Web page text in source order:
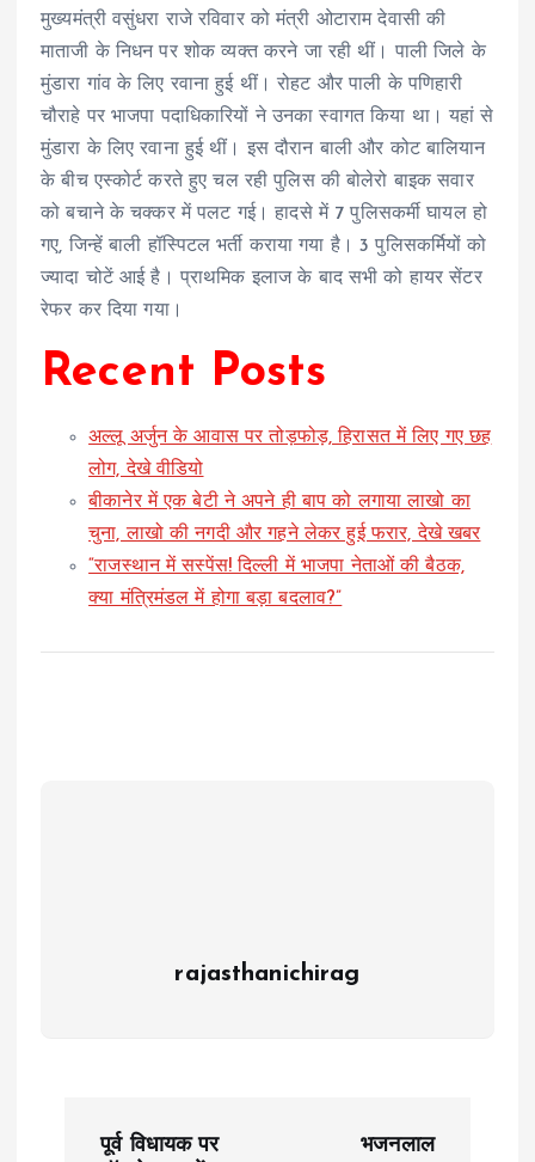
मुख्यमंत्री वसुंधरा राजे रविवार को मंत्री ओटाराम देवासी की
माताजी के निधन पर शोक व्यक्त करने जा रही थीं। पाली जिले के
मुंडारा गांव के लिए रवाना हुई थीं। रोहट और पाली के पणिहारी
चौराहे पर भाजपा पदाधिकारियों ने उनका स्वागत किया था। यहां से
मुंडारा के लिए रवाना हुई थीं। इस दौरान बाली और कोट बालियान
के बीच एस्कोर्ट करते हुए चल रही पुलिस की बोलेरो बाइक सवार
को बचाने के चक्कर में पलट गई। हादसे में 7 पुलिसकर्मी घायल हो
गए, जिन्हें बाली हॉस्पिटल भर्ती कराया गया है। 3 पुलिसकर्मियों को
ज्यादा चोटें आई है। प्राथमिक इलाज के बाद सभी को हायर सेंटर
रेफर कर दिया गया।
Recent Posts
अल्लू अर्जुन के आवास पर तोड़फोड़, हिरासत में लिए गए छह
लोग, देखे वीडियो
बीकानेर में एक बेटी ने अपने ही बाप को लगाया लाखो का
चुना, लाखो की नगदी और गहने लेकर हुई फरार, देखे खबर
“राजस्थान में सस्पेंस! दिल्ली में भाजपा नेताओं की बैठक,
क्या मंत्रिमंडल में होगा बड़ा बदलाव?”
rajasthanichirag
पूर्व विधायक पर भजनलाल